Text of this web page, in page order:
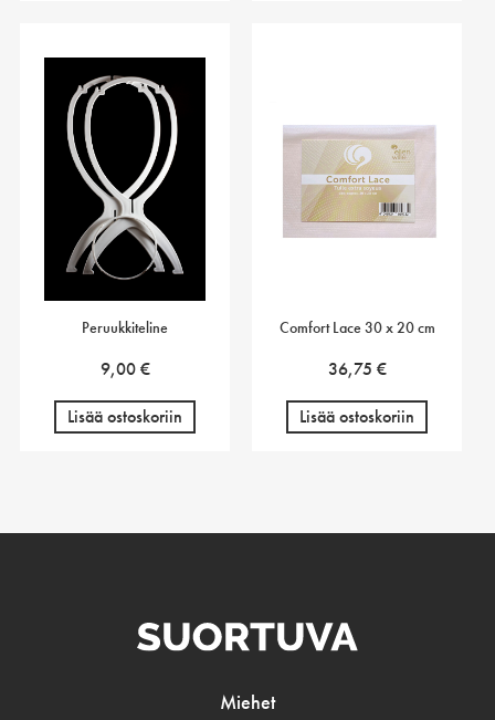
Peruukkiteline
9,00€
Lisää ostoskoriin
Comfort Lace 30 x 20 cm
36,75 €
Lisää ostoskoriin
Miehet